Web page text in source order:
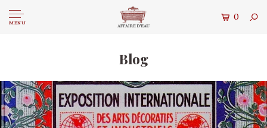
MENU
0
Blog